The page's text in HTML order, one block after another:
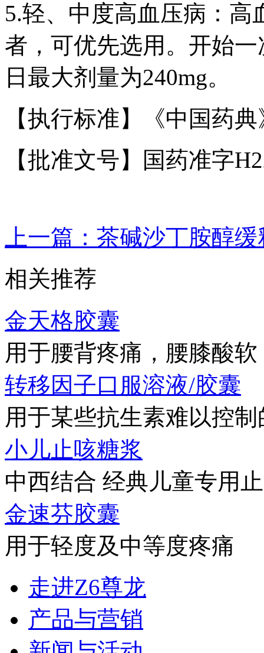
5.轻、中度高血压病
者，可优先选用。开始
日最大剂量为240mg。
【执行标准】《中国药
【批准文号】国药准字
上一篇： 茶碱沙丁胺醇缓
相关推荐
金天格胶囊
用于腰背疼痛，腰膝酸软
转移因子口服溶液/胶囊
用于某些抗生素难以控
小儿止咳糖浆
中西结合 经典儿童专用
金速芬胶囊
用于轻度及中等度疼痛
走进Z6尊龙
产品与营销